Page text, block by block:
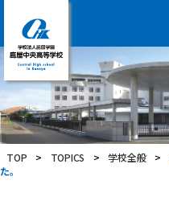
学
校
法
人
前
田
学
TOP > TOPICS > 学校全般 >
た。